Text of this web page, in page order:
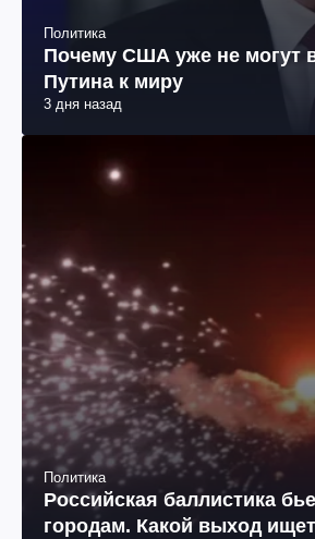
Политика
Почему США уже не могут
Путина к миру
3 дня назад
Политика
Российская баллистика
городам. Какой выход